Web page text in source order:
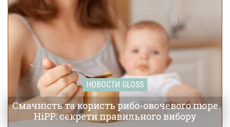
18 мая 15:28
Подписка для всех граждан: целая страна
получит бесплатный доступ к ChatGPT Plus
15 мая 17:49
Украинка заболела ботулизмом после
инъекции ботокса: из-за чего это может случиться
15 мая 16:48
Участницу "Супермамы" задержала СБУ: ее
подозревают в продаже авто, завезенных как помощь
для ВСУ
15 мая 15:57 Оземпик появится в аптеках к концу месяца:
как работает препарат и сколько будет стоить в
Украине
НОВОСТИ GLOSS
Смачність та користь рибо-овочевого пюре
HiPP: секрети правильного вибору